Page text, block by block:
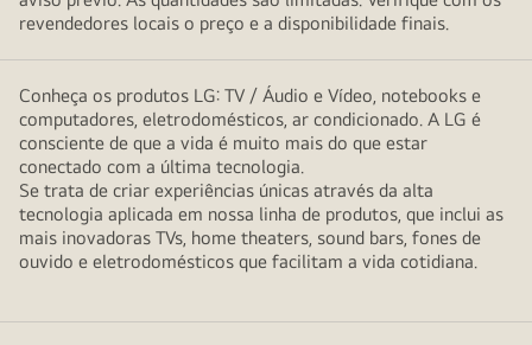
revendedores locais o preço e a disponibilidade finais.
Conheça os produtos LG: TV / Áudio e Vídeo, notebooks e
computadores, eletrodomésticos, ar condicionado. A LG é
consciente de que a vida é muito mais do que estar
conectado com a última tecnologia.
Se trata de criar experiências únicas através da alta
tecnologia aplicada em nossa linha de produtos, que inclui as
mais inovadoras TVs, home theaters, sound bars, fones de
ouvido e eletrodomésticos que facilitam a vida cotidiana.